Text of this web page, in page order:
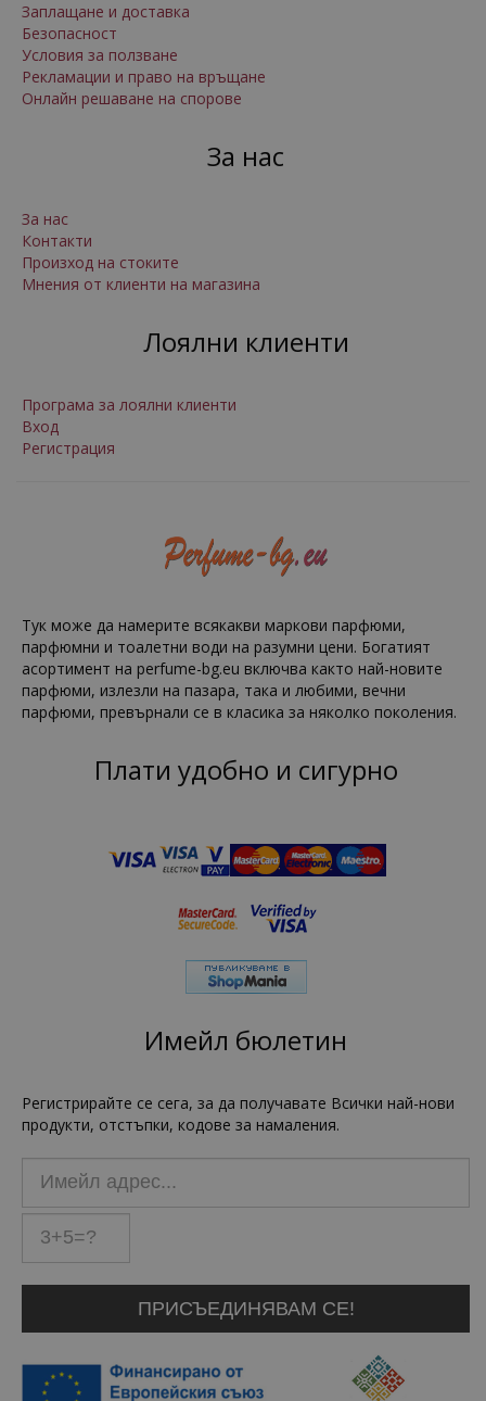
Заплащане и доставка
Безопасност
Условия за ползване
Рекламации и право на връщане
Онлайн решаване на спорове
За нас
За нас
Контакти
Произход на стоките
Мнения от клиенти на магазина
Лоялни клиенти
Програма за лоялни клиенти
Вход
Регистрация
Тук може да намерите всякакви маркови парфюми,
парфюмни и тоалетни води на разумни цени. Богатият
асортимент на perfume-bg.eu включва както най-новите
парфюми, излезли на пазара, така и любими, вечни
парфюми, превърнали се в класика за няколко поколения.
Плати удобно и сигурно
Имейл бюлетин
Регистрирайте се сега, за да получавате Всички най-нови
продукти, отстъпки, кодове за намаления.